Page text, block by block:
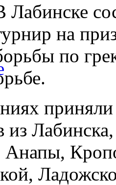
Лабинске
на
по
из
Анапы,